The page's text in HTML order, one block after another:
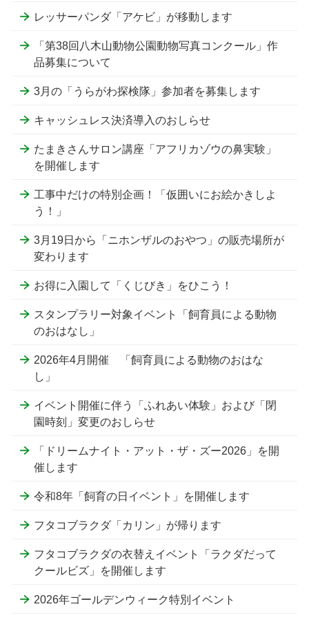
レッサーパンダ「アケビ」が移動します
「第38回八木山動物公園動物写真コンクール」作
品募集について
3月の「うらがわ探検隊」参加者を募集します
キャッシュレス決済導入のおしらせ
たまきさんサロン講座「アフリカゾウの鼻実験」
を開催します
工事中だけの特別企画！「仮囲いにお絵かきしよ
う！」
3月19日から「ニホンザルのおやつ」の販売場所が
変わります
お得に入園して「くじびき」をひこう！
スタンプラリー対象イベント「飼育員による動物
のおはなし」
2026年4月開催 「飼育員による動物のおはな
し」
イベント開催に伴う「ふれあい体験」および「閉
園時刻」変更のおしらせ
「ドリームナイト・アット・ザ・ズー2026」を開
催します
令和8年「飼育の日イベント」を開催します
フタコブラクダ「カリン」が帰ります
フタコブラクダの衣替えイベント「ラクダだって
クールビズ」を開催します
2026年ゴールデンウィーク特別イベント